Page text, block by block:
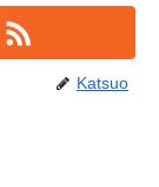
Katsuo